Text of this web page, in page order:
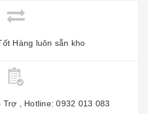
Hàng luôn sẵn kho
, Hotline: 0932 013 083